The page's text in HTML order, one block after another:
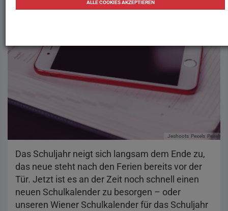
Jeshoots Pexels Pexels-
Das Schuljahr neigt sich langsam dem Ende zu,
das neue steht nach den Ferien bereits vor der
Tür. Jetzt ist es an der Zeit noch schnell einen
neuen Schulkalender zu besorgen – oder
unseren Wiener Schulkalender für das Schuljahr
ALLE COOKIES AKZEPTIEREN